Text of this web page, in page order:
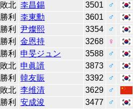
敗北 李昌錫 3501
♂
勝利 李東勳 3601
♂
勝利 尹燦熙 3354
♂
勝利 金恩持 3268
♀
勝利 申旻ジュン 3588
♂
敗北 申眞諝 3873
♂
勝利 韓友賑 3392
♂
敗北 李维清 3629
♂
勝利 安成浚 3477
♂